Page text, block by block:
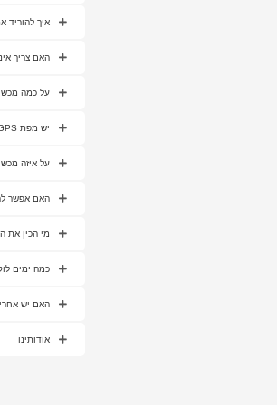
איך להוריד
האם צריך
על כמה
יש מפת GPS בסיור?
על איזה
האם אפשר
מי הכין את
כמה ימים
האם יש
אודותינו